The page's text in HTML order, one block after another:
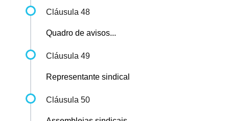
Cláusula 48
Quadro de avisos...
Cláusula 49
Representante sindical
Cláusula 50